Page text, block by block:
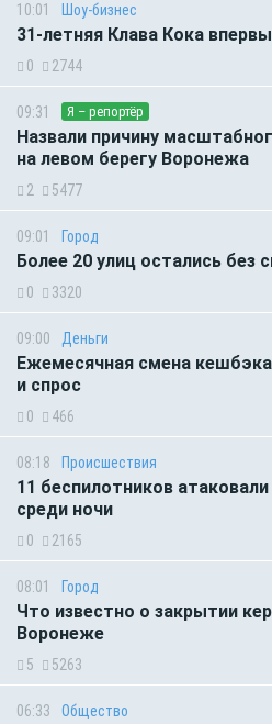
10:01 Шоу-бизнес
31-летняя Клава Кока
0 2744
09:31 Я – репортёр
Назвали причину
на левом берегу Воронежа
2 5477
09:01 Город
Более 20 улиц остались без
0 3320
09:00 Деньги
Ежемесячная смена
и спрос
0 466
08:18 Происшествия
11 беспилотников
среди ночи
0 2165
08:01 Город
Что известно о закрытии
Воронеже
5 5263
06:33 Общество